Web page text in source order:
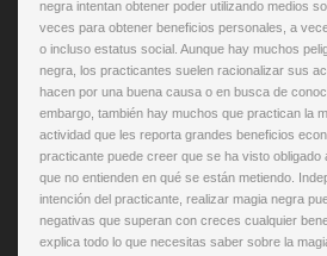
negra intentan obtener poder utilizando medios
veces para obtener beneficios personales, a
o incluso estatus social. Aunque hay muchos
negra, los practicantes suelen racionalizar sus
hacen por una buena causa o en busca de
embargo, también hay muchos que practican la
actividad que les reporta grandes beneficios
practicante puede creer que se ha visto obligado
que no entienden en qué se están metiendo.
intención del practicante, realizar magia negra
negativas que superan con creces cualquier
explica todo lo que necesitas saber sobre la